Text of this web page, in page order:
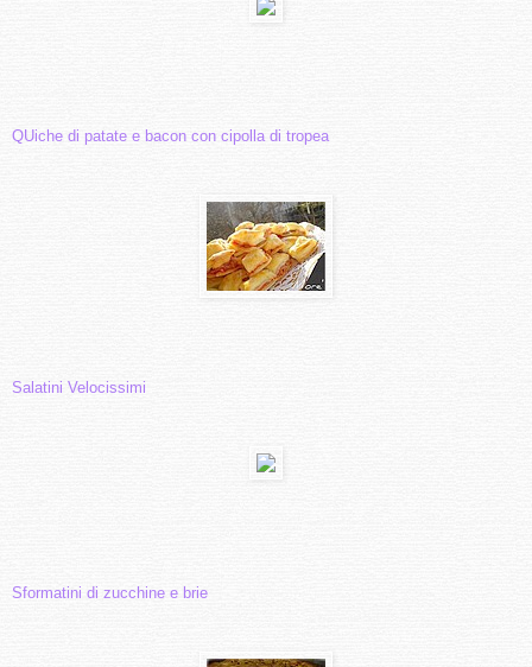
QUiche di patate e bacon con cipolla di tropea
Salatini Velocissimi
Sformatini di zucchine e brie